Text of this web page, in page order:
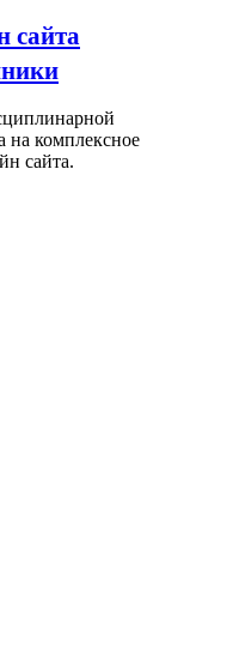
сайта
на комплексное
сайта.